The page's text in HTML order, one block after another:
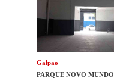
Galpao
PARQUE NOVO MUNDO